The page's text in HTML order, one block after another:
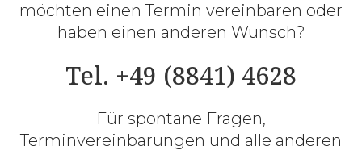
möchten einen Termin vereinbaren oder
haben einen anderen Wunsch?
Tel. +49 (8841) 4628
Für spontane Fragen,
Terminvereinbarungen und alle anderen